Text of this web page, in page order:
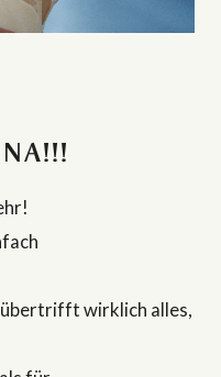
wirklich alles,